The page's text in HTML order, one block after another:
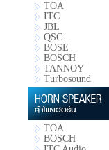
TOA
ITC
JBL
QSC
BOSE
BOSCH
TANNOY
Turbosound
TOA
BOSCH